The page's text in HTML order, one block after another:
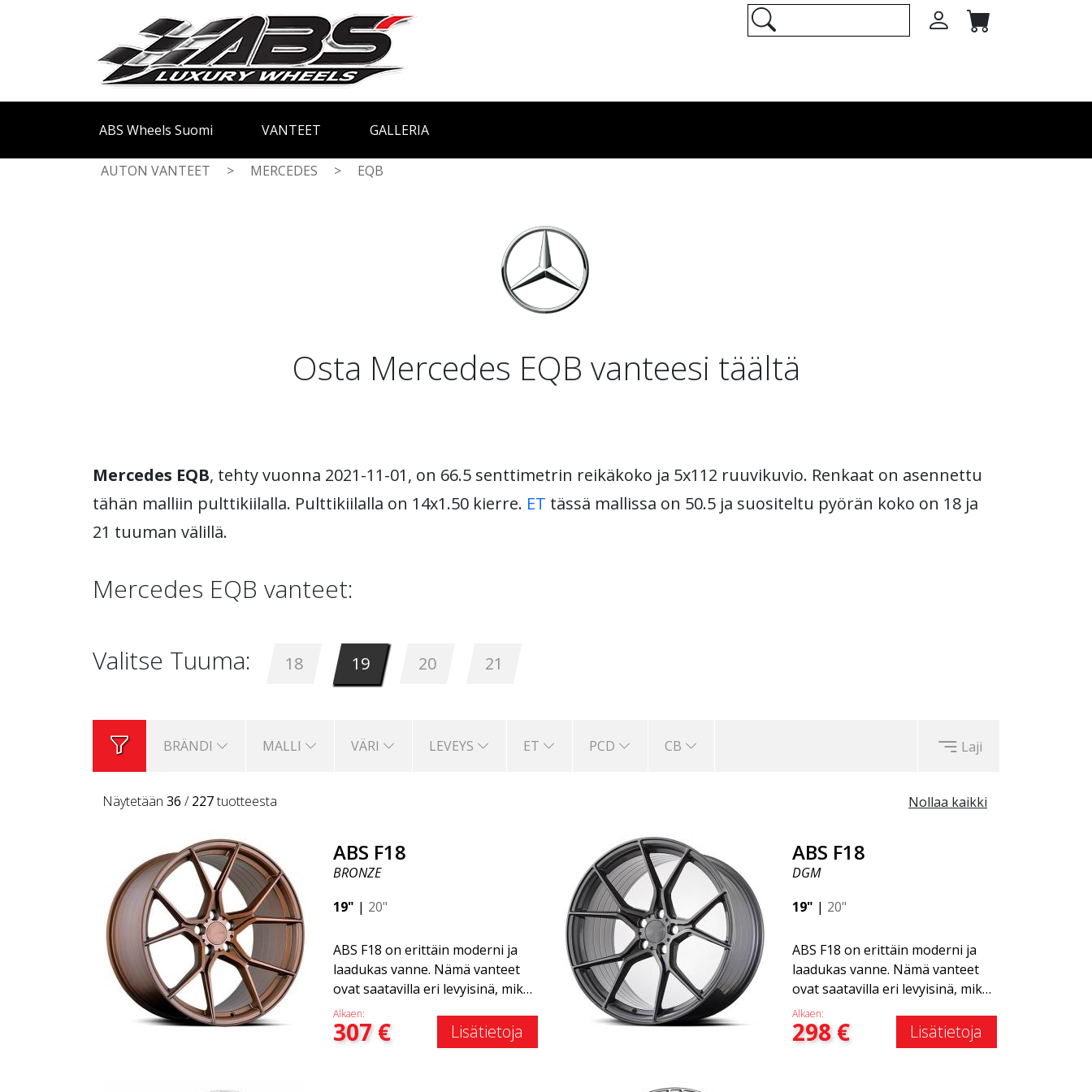
ABS Wheels Suomi VANTEET GALLERIA
AUTON VANTEET > MERCEDES > EQB
Osta Mercedes EQB vanteesi täältä
Mercedes EQB, tehty vuonna 2021-11-01, on 66.5 senttimetrin reikäkoko ja 5x112 ruuvikuvio. Renkaat on asennettu
tähän malliin pulttikiilalla. Pulttikiilalla on 14x1.50 kierre. ET tässä mallissa on 50.5 ja suositeltu pyörän koko on 18 ja
21 tuuman välillä.
Mercedes EQB vanteet:
Valitse Tuuma: 18 19 20 21
BRÄNDI MALLI VÄRI LEVEYS ET PCD CB Laji
Nollaa kaikki
Näytetään 36 /227tuotteesta
ABS F18
BRONZE
19" | 20"
ABS F18 on erittäin moderni ja
laadukas vanne. Nämä vanteet
ovat saatavilla eri levyisinä, mikä
tarkoittaa, että takavanteet ovat
hieman leveämmät kuin
etuvanteet. Tämä antaa autolle
Alkaen:
307€ Lisätietoja
ABS F18
DGM
19" | 20"
ABS F18 on erittäin moderni ja
laadukas vanne. Nämä vanteet
ovat saatavilla eri levyisinä, mikä
tarkoittaa, että takavanteet ovat
hieman leveämmät kuin
etuvanteet. Tämä antaa autolle
Alkaen:
298€ Lisätietoja